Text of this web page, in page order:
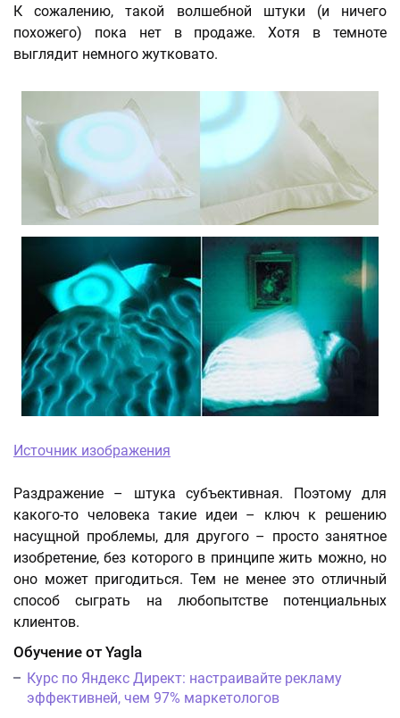
К сожалению, такой волшебной штуки (и ничего
похожего) пока нет в продаже. Хотя в темноте
выглядит немного жутковато.
Источник изображения
Раздражение – штука субъективная. Поэтому для
какого-то человека такие идеи – ключ к решению
насущной проблемы, для другого – просто занятное
изобретение, без которого в принципе жить можно, но
оно может пригодиться. Тем не менее это отличный
способ сыграть на любопытстве потенциальных
клиентов.
Обучение от Yagla
Курс по Яндекс Директ: настраивайте рекламу
эффективней, чем 97% маркетологов